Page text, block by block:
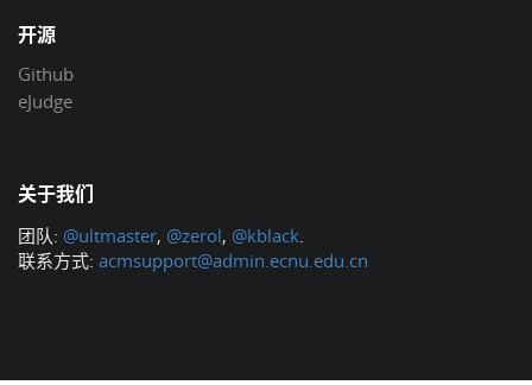
开源
Github
eJudge
关于我们
团队: @ultmaster, @zerol, @kblack
联系方式: acmsupport@admin.ecnu.edu.cn